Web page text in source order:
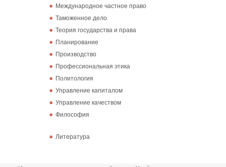
Международное частное право
Таможенное дело
Теория государства и права
Планирование
Производство
Профессиональная этика
Политология
Управление капиталом
Управление качеством
Философия
Литература